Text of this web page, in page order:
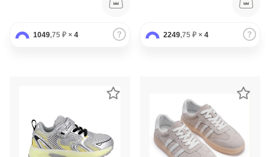
1049,75 ₽ × 4 2249,75 ₽ × 4